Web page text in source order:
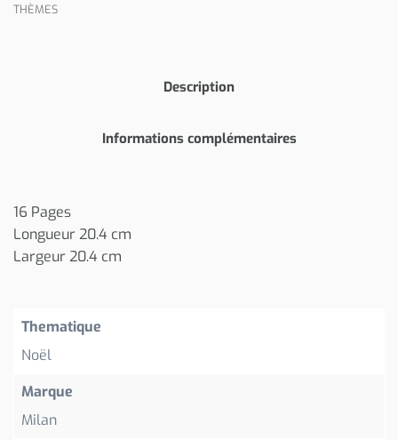
THÈMES
Description
Informations complémentaires
16 Pages
Longueur 20.4 cm
Largeur 20.4 cm
Thematique
Noël
Marque
Milan